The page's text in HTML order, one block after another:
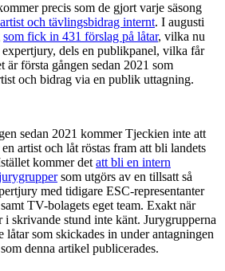
precis som de gjort varje säsong
och tävlingsbidrag internt. I augusti
som fick in 431 förslag på låtar, vilka nu
dels en publikpanel, vilka får
är första gången sedan 2021 som
och bidrag via en publik uttagning.
sedan 2021 kommer Tjeckien inte att
artist och låt röstas fram att bli landets
kommer detatt bli en intern
som utgörs av en tillsatt så
med tidigare ESC-representanter
TV-bolagets eget team. Exakt när
i skrivande stund inte känt. Jurygrupperna
låtar som skickades in under antagningen
denna artikel publicerades.